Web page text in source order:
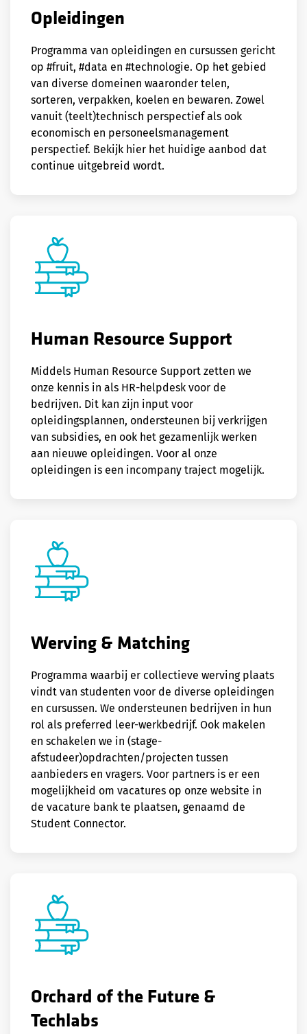
Opleidingen
Programma van opleidingen en cursussen gericht
op #fruit, #data en #technologie. Op het gebied
van diverse domeinen waaronder telen,
sorteren, verpakken, koelen en bewaren. Zowel
vanuit (teelt)technisch perspectief als ook
economisch en personeelsmanagement
perspectief. Bekijk hier het huidige aanbod dat
continue uitgebreid wordt.
Human Resource Support
Middels Human Resource Support zetten we
onze kennis in als HR-helpdesk voor de
bedrijven. Dit kan zijn input voor
opleidingsplannen, ondersteunen bij verkrijgen
van subsidies, en ook het gezamenlijk werken
aan nieuwe opleidingen. Voor al onze
opleidingen is een incompany traject mogelijk.
Werving & Matching
Programma waarbij er collectieve werving plaats
vindt van studenten voor de diverse opleidingen
en cursussen. We ondersteunen bedrijven in hun
rol als preferred leer-werkbedrijf. Ook makelen
en schakelen we in (stage-
afstudeer)opdrachten/projecten tussen
aanbieders en vragers. Voor partners is er een
mogelijkheid om vacatures op onze website in
de vacature bank te plaatsen, genaamd de
Student Connector.
Orchard of the Future &
Techlabs